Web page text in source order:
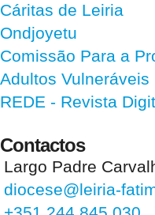
Cáritas de Leiria
Ondjoyetu
Comissão Para a
Adultos
REDE - Revista
Contactos
Largo Padre
diocese@leiria-